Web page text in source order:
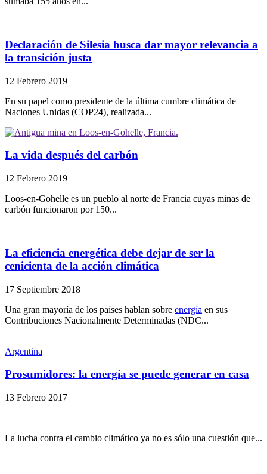
Declaración de Silesia busca dar mayor relevancia a
la transición justa
12 Febrero 2019
En su papel como presidente de la última cumbre climática de
Naciones Unidas (COP24), realizada...
La vida después del carbón
12 Febrero 2019
Loos-en-Gohelle es un pueblo al norte de Francia cuyas minas de
carbón funcionaron por 150...
La eficiencia energética debe dejar de ser la
cenicienta de la acción climática
17 Septiembre 2018
Una gran mayoría de los países hablan sobre energía en sus
Contribuciones Nacionalmente Determinadas (NDC...
Argentina
Prosumidores: la energía se puede generar en casa
13 Febrero 2017
La lucha contra el cambio climático ya no es sólo una cuestión que...